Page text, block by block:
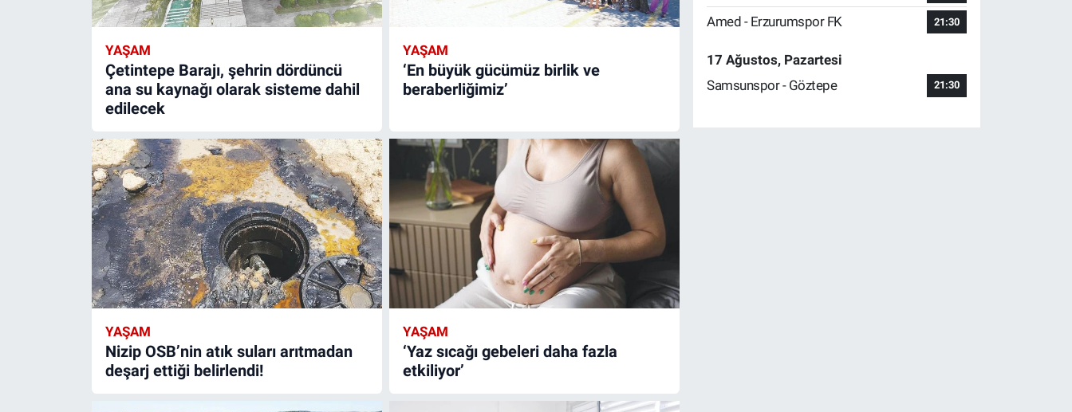
YAŞAM
Çetintepe Barajı, şehrin dördüncü
ana su kaynağı olarak sisteme dahil
edilecek
YAŞAM
‘En büyük gücümüz birlik ve
beraberliğimiz’
YAŞAM
Nizip OSB’nin atık suları arıtmadan
deşarj ettiği belirlendi!
YAŞAM
‘Yaz sıcağı gebeleri daha fazla
etkiliyor’
Amed - Erzurumspor FK 21:30
17 Ağustos, Pazartesi
Samsunspor - Göztepe
21:30